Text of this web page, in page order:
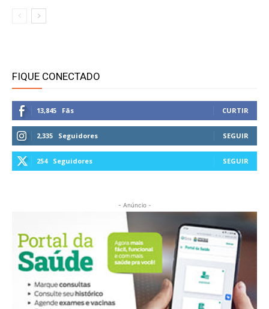
FIQUE CONECTADO
13,845 Fãs CURTIR
2,335 Seguidores SEGUIR
254 Seguidores SEGUIR
- Anúncio -